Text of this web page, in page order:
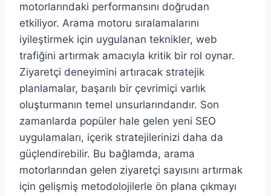
motorlarındaki performansını doğrudan
etkiliyor. Arama motoru sıralamalarını
iyileştirmek için uygulanan teknikler, web
trafiğini artırmak amacıyla kritik bir rol oynar.
Ziyaretçi deneyimini artıracak stratejik
planlamalar, başarılı bir çevrimiçi varlık
oluşturmanın temel unsurlarındandır. Son
zamanlarda popüler hale gelen yeni SEO
uygulamaları, içerik stratejilerinizi daha da
güçlendirebilir. Bu bağlamda, arama
motorlarından gelen ziyaretçi sayısını artırmak
için gelişmiş metodolojilerle ön plana çıkmayı